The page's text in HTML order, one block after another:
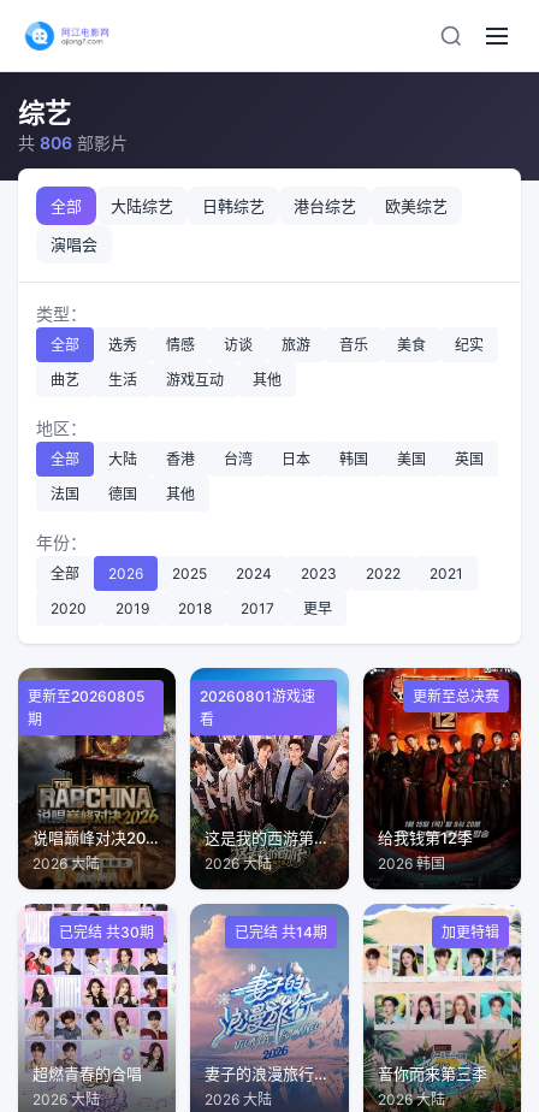
综艺
共 806 部影片
全部 大陆综艺 日韩综艺 港台综艺
欧美综艺
演唱会
类型：
全部 选秀 情感 访谈 旅游 音乐 美食
纪实
曲艺
生活 游戏互动 其他
地区：
全部 大陆 香港 台湾 日本 韩国 美国
英国
法国
德国 其他
年份：
全部 2026 2025 2024 2023 2022
2021
2020
2019 2018 2017 更早
更新至20260805
期
说唱巅峰对决2026
2026 大陆
20260801游戏速
看
这是我的西游第二季
2026 大陆
更新至总决赛
给我钱第12季
2026 韩国
已完结 共30期
超燃青春的合唱
2026 大陆
已完结 共14期
妻子的浪漫旅行第九季
2026 大陆
加更特辑
音你而来第三季
2026 大陆